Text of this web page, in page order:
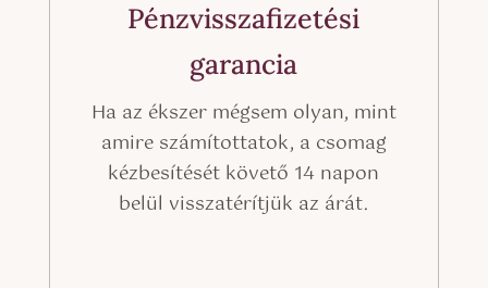
Pénzvisszafizetési
garancia
Ha az ékszer mégsem olyan, mint
amire számítottatok, a csomag
kézbesítését követő 14 napon
belül visszatérítjük az árát.